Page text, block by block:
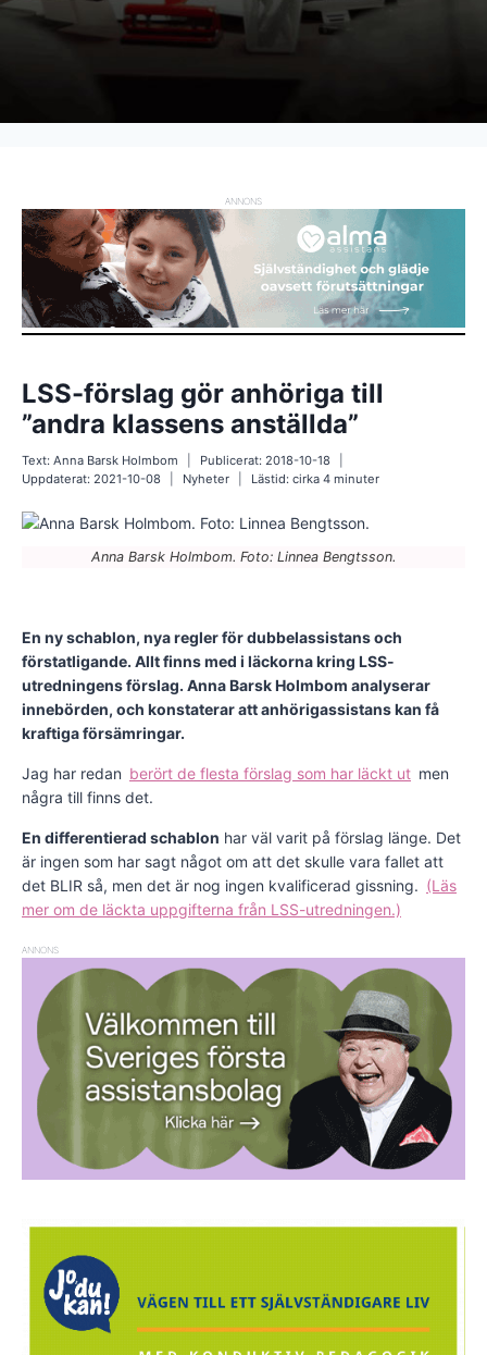
ANNONS
LSS-förslag gör anhöriga till
”andra klassens anställda”
Text: Anna Barsk Holmbom Publicerat: 2018-10-18
Uppdaterat: 2021-10-08 Nyheter Lästid: cirka4minuter
Anna Barsk Holmbom. Foto: Linnea Bengtsson.
En ny schablon, nya regler för dubbelassistans och
förstatligande. Allt finns med i läckorna kring LSS-
utredningens förslag. Anna Barsk Holmbom analyserar
innebörden, och konstaterar att anhörigassistans kan få
kraftiga försämringar.
Jag har redan berört de flesta förslag som har läckt ut men
några till finns det.
En differentierad schablon har väl varit på förslag länge. Det
är ingen som har sagt något om att det skulle vara fallet att
det BLIR så, men det är nog ingen kvalificerad gissning. (Läs
mer om de läckta uppgifterna från LSS-utredningen.)
ANNONS